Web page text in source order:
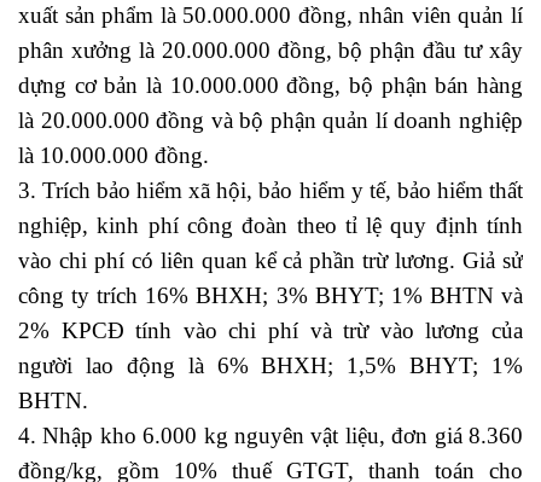
xuất sản phẩm là 50.000.000 đồng, nhân viên quản lí
phân xưởng là 20.000.000 đồng, bộ phận đầu tư xây
dựng cơ bản là 10.000.000 đồng, bộ phận bán hàng
là 20.000.000 đồng và bộ phận quản lí doanh nghiệp
là 10.000.000 đồng.
3. Trích bảo hiểm xã hội, bảo hiểm y tế, bảo hiểm thất
nghiệp, kinh phí công đoàn theo tỉ lệ quy định tính
vào chi phí có liên quan kể cả phần trừ lương. Giả sử
công ty trích 16% BHXH; 3% BHYT; 1% BHTN và
2% KPCĐ tính vào chi phí và trừ vào lương của
người lao động là 6% BHXH; 1,5% BHYT; 1%
BHTN.
4. Nhập kho 6.000 kg nguyên vật liệu, đơn giá 8.360
đồng/kg, gồm 10% thuế GTGT, thanh toán cho